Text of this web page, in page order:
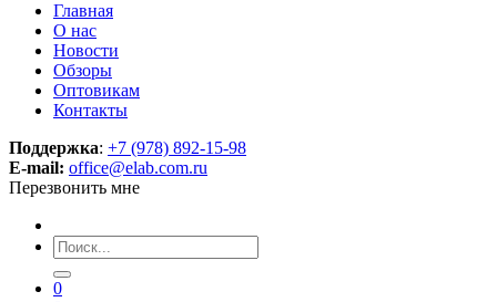
Главная
О нас
Новости
Обзоры
Оптовикам
Контакты
Поддержка: +7 (978) 892-15-98
E-mail: office@elab.com.ru
Перезвонить мне
0